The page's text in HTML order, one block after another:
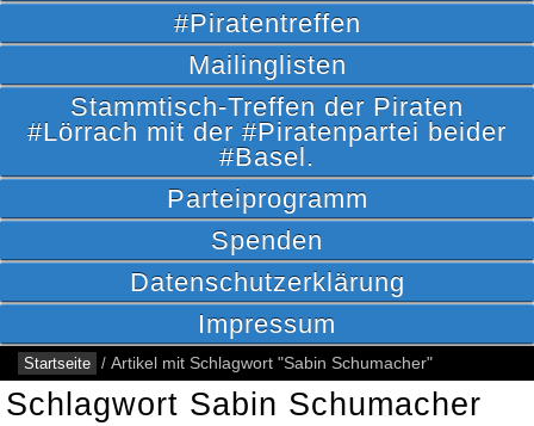
#Piratentreffen
Mailinglisten
Stammtisch-Treffen der Piraten
#Lörrach mit der #Piratenpartei beider
#Basel.
Parteiprogramm
Spenden
Datenschutzerklärung
Impressum
Startseite / Artikel mit Schlagwort "Sabin Schumacher"
Schlagwort Sabin Schumacher